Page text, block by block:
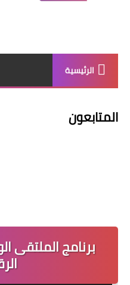
الرئيسية
المتابعون
برنامج الملتقى